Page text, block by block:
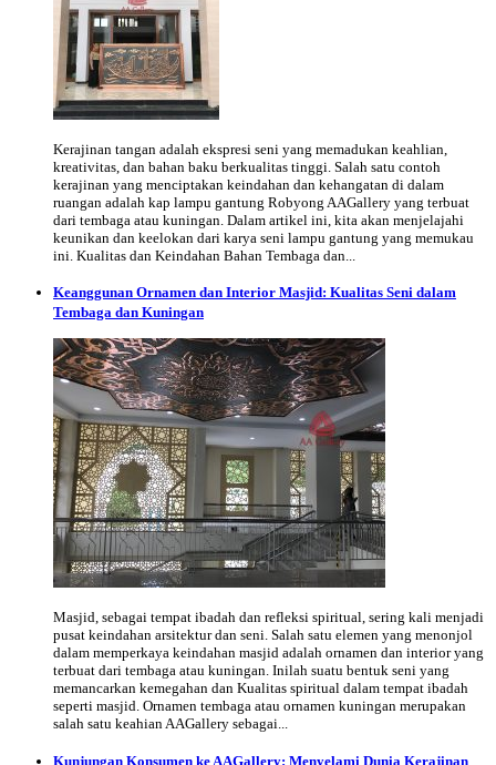
Kerajinan tangan adalah ekspresi seni yang memadukan keahlian,
kreativitas, dan bahan baku berkualitas tinggi. Salah satu contoh
kerajinan yang menciptakan keindahan dan kehangatan di dalam
ruangan adalah kap lampu gantung Robyong AAGallery yang terbuat
dari tembaga atau kuningan. Dalam artikel ini, kita akan menjelajahi
keunikan dan keelokan dari karya seni lampu gantung yang memukau
ini. Kualitas dan Keindahan Bahan Tembaga dan...
Keanggunan Ornamen dan Interior Masjid: Kualitas Seni dalam
Tembaga dan Kuningan
Masjid, sebagai tempat ibadah dan refleksi spiritual, sering kali menjadi
pusat keindahan arsitektur dan seni. Salah satu elemen yang menonjol
dalam memperkaya keindahan masjid adalah ornamen dan interior yang
terbuat dari tembaga atau kuningan. Inilah suatu bentuk seni yang
memancarkan kemegahan dan Kualitas spiritual dalam tempat ibadah
seperti masjid. Ornamen tembaga atau ornamen kuningan merupakan
salah satu keahian AAGallery sebagai...
Kunjungan Konsumen ke AAGallery: Menyelami Dunia Kerajinan